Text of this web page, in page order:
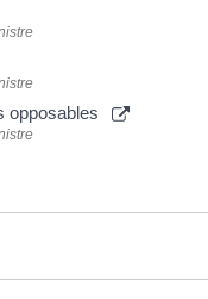
opposables